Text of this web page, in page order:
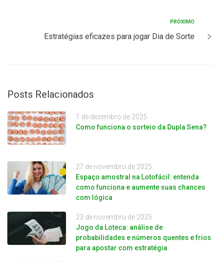
PRÓXIMO
Estratégias eficazes para jogar Dia de Sorte
Posts Relacionados
1 de dezembro de 2025
Como funciona o sorteio da Dupla Sena?
27 de novembro de 2025
Espaço amostral na Lotofácil: entenda
como funciona e aumente suas chances
com lógica
23 de novembro de 2025
Jogo da Loteca: análise de
probabilidades e números quentes e frios
para apostar com estratégia